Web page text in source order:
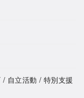
自立活動 / 特別支援